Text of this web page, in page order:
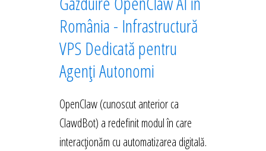
România - Infrastructură
VPS Dedicată pentru
Agenți Autonomi
OpenClaw (cunoscut anterior ca
ClawdBot) a redefinit modul în care
interacționăm cu automatizarea digitală.